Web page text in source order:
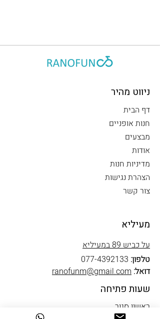
ניווט מהיר
דף הבית
חנות אופניים
מבצעים
אודות
מדיניות חנות
הצהרת נגישות
צור קשר
מעיליא
על כביש 89 במעיליא
טלפון: 077-4392133
דואל: ranofunm@gmail.com
שעות פתיחה
ראשון סגור